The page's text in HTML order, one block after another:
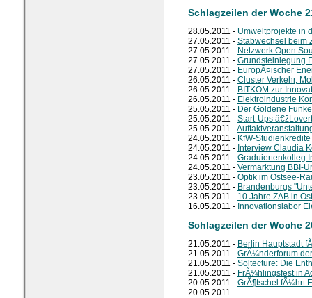
Schlagzeilen der Woche
28.05.2011 - Umweltprojekte in
27.05.2011 - Stabwechsel beim
27.05.2011 - Netzwerk Open
27.05.2011 - Grundsteinlegung
27.05.2011 - EuropÃ¤ischer
26.05.2011 - Cluster Verkehr,
26.05.2011 - BITKOM zur
26.05.2011 - Elektroindustrie
25.05.2011 - Der Goldene
25.05.2011 - Start-Ups
25.05.2011 -
24.05.2011 - KfW-Studienkredite
24.05.2011 - Interview Claudia
24.05.2011 - Graduiertenkolleg
24.05.2011 - Vermarktung BBI-
23.05.2011 - Optik im Ostsee-
23.05.2011 - Brandenburgs
23.05.2011 - 10 Jahre ZAB in
16.05.2011 - Innovationslabor
Schlagzeilen der Woche
21.05.2011 - Berlin Hauptstadt
21.05.2011 - GrÃ¼nderforum
21.05.2011 - Soltecture: Die
21.05.2011 - FrÃ¼hlingsfest in
20.05.2011 - GrÃ¶tschel fÃ¼hrt
20.05.2011